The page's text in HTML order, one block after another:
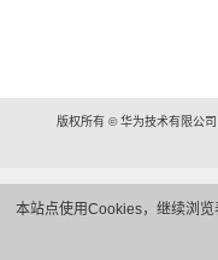
本站点使用Cookies，继续浏
版权所有 © 华为技术有限公